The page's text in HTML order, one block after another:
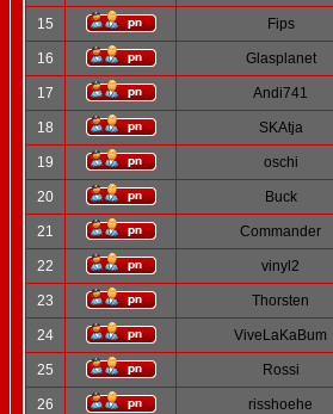
15 Fips
16 Glasplanet
17 Andi741
18 SKAtja
19 oschi
20 Buck
21 Commander
22 vinyl2
23 Thorsten
24 ViveLaKaBum
25 Rossi
26 risshoehe